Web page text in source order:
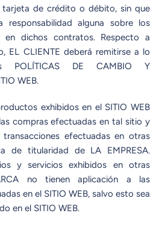
tarjeta de crédito o débito, sin que
responsabilidad alguna sobre los
en dichos contratos. Respecto a
EL CLIENTE deberá remitirse a lo
POLÍTICAS DE CAMBIO Y
WEB.
exhibidos en el SITIO WEB
compras efectuadas en tal sitio y
efectuadas en otras
de titularidad de LA EMPRESA.
y servicios exhibidos en otras
no tienen aplicación a las
en el SITIO WEB, salvo esto sea
en el SITIO WEB.